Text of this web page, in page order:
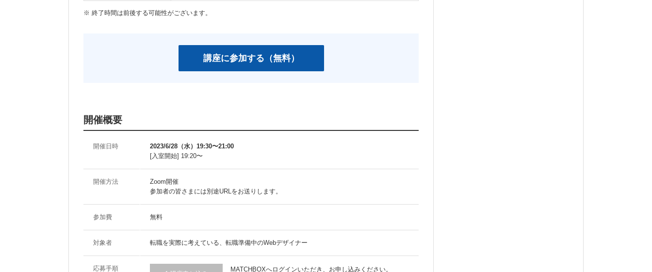
※ 終了時間は前後する可能性がございます。
開催概要
開催日時
2023/6/28（水）19:30〜21:00
[入室開始] 19:20〜
開催方法
Zoom開催
参加者の皆さまには別途URLをお送りします。
参加費 無料
対象者 転職を実際に考えている、転職準備中のWebデザイナー
応募手順 MATCHBOXへログインいただき、お申し込みください。